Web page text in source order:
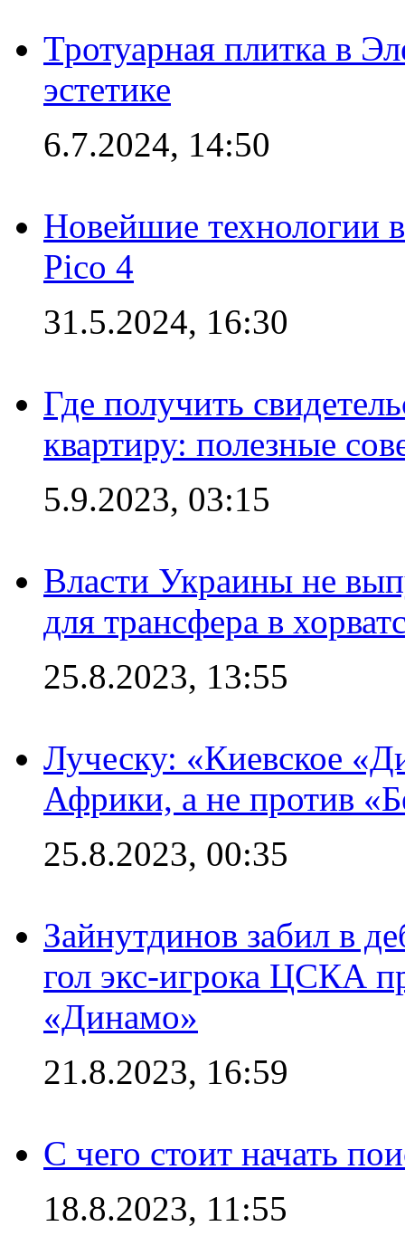
Тротуарная плитка в
эстетике
6.7.2024, 14:50
Новейшие технологии
Pico 4
31.5.2024, 16:30
Где получить
квартиру: полезные
5.9.2023, 03:15
Власти Украины не
для трансфера в
25.8.2023, 13:55
Луческу: «Киевское
Африки, а не против
25.8.2023, 00:35
Зайнутдинов забил в
гол экс-игрока ЦСКА
«Динамо»
21.8.2023, 16:59
С чего стоит начать
18.8.2023, 11:55